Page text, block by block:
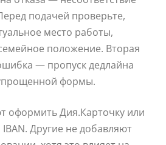
подачей проверьте,
место работы,
положение. Вторая
— пропуск дедлайна
формы.
оформить Дия.Карточку или
Другие не добавляют